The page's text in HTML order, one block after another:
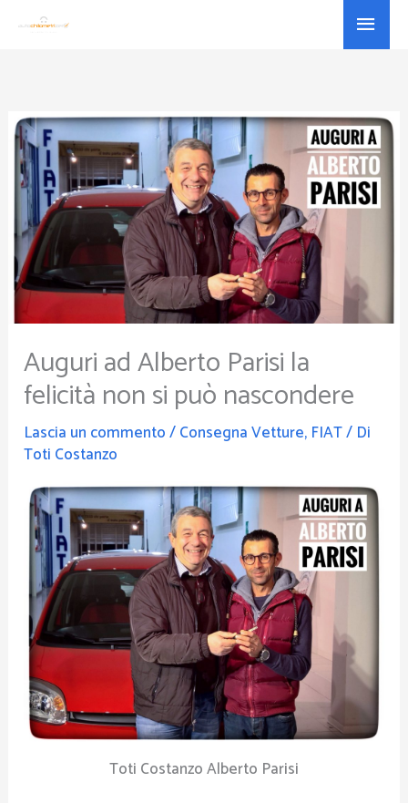
Menu
Auguri ad Alberto Parisi la
felicità non si può nascondere
Lascia un commento/Consegna Vetture, FIAT/ Di
Toti Costanzo
Toti Costanzo Alberto Parisi